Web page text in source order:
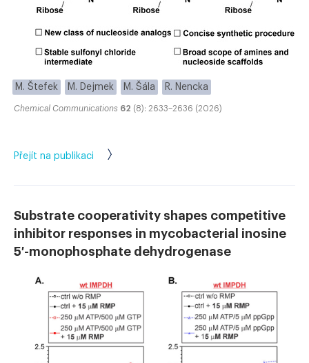
M. Štefek M. Dejmek M. Šála R. Nencka
Chemical Communications 62 (8): 2633–2636 (2026)
Přejít na publikaci
Substrate cooperativity shapes competitive
inhibitor responses in mycobacterial inosine
5′-monophosphate dehydrogenase